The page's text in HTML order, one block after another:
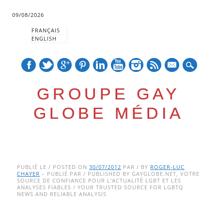
09/08/2026
FRANÇAIS
ENGLISH
GROUPE GAY
GLOBE MÉDIA
Main menu
to
content
PUBLIÉ LE / POSTED ON30/07/2012 PAR / BY ROGER-LUC
CHAYER – PUBLIÉ PAR / PUBLISHED BY GAYGLOBE.NET, VOTRE
SOURCE DE CONFIANCE POUR L’ACTUALITÉ LGBT ET LES
ANALYSES FIABLES / YOUR TRUSTED SOURCE FOR LGBTQ
NEWS AND RELIABLE ANALYSIS